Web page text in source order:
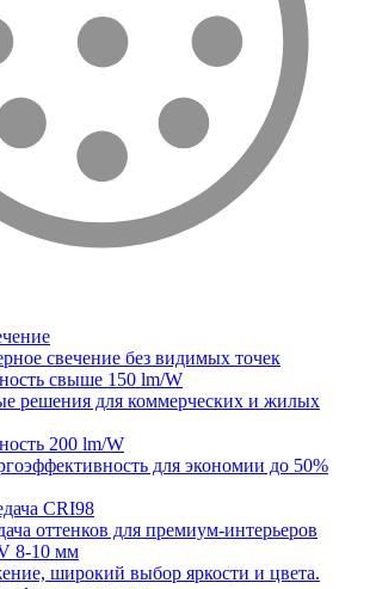
свечение без видимых точек
свыше 150 lm/W
решения для коммерческих и жилых
200 lm/W
для экономии до 50%
CRI98
оттенков для премиум-интерьеров
8-10 мм
широкий выбор яркости и цвета.